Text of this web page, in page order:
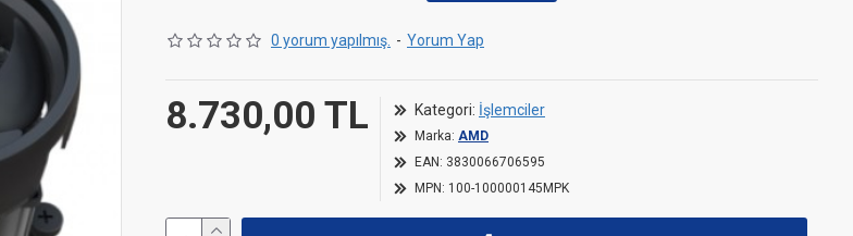
0 yorum yapılmış. - Yorum Yap
8.730,00 TL Kategori: İşlemciler
Marka: AMD
EAN: 3830066706595
MPN: 100-100000145MPK